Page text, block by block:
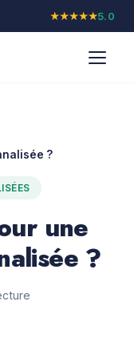
★★★★★5.0
?
une
?